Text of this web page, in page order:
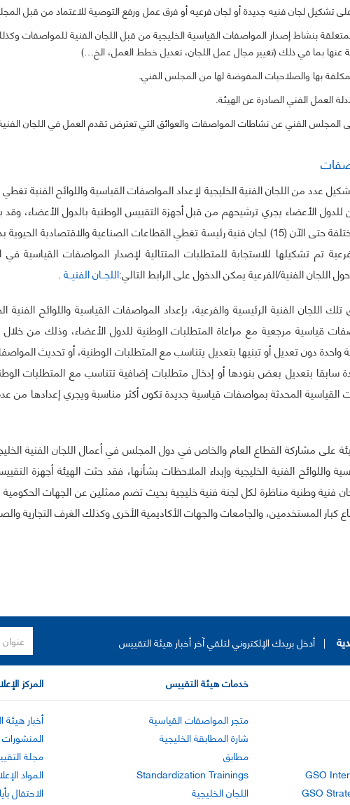
تشكيل لجان فنيه جديدة أو لجان فرعيه أو فرق عمل ورفع التوصية للاعتماد من قبل
بنشاط إصدار المواصفات القياسية الخليجية من قبل اللجان الفنية للمواصفات
عنها بما في ذلك (تغيير مجال عمل اللجان، تعديل خطط العمل، الخ…)
بها والصلاحيات المفوضة لها من المجلس الفني.
العمل الفني الصادرة عن الهيئة.
المجلس الفني عن نشاطات المواصفات والعوائق التي تعترض تقدم العمل في اللجان
عدد من اللجان الفنية الخليجية لإعداد المواصفات القياسية واللوائح الفنية
الأعضاء يجري ترشيحهم من قبل أجهزة التقييس الوطنية بالدول الأعضاء، وقد
الخليجية للقطاعات المختلفة حتى الآن (15) لجان فنية رئيسة تغطي القطاعات الصناعية
تم تشكيلها للاستجابة للمتطلبات المتتالية لإصدار المواصفات القياسية
اللجان الفنية/الفرعية يمكن الدخول على الرابط التالي:اللجــان الفنيــة.
اللجان الفنية الرئيسية والفرعية، بإعداد المواصفات القياسية واللوائح الفنية
قياسية مرجعية مع مراعاة المتطلبات الوطنية للدول الأعضاء، وذلك من
دون تعديل أو تبنيها بتعديل يتناسب مع المتطلبات الوطنية، أو تحديث
سابقا بتعديل بعض بنودها أو إدخال متطلبات إضافية تتناسب مع المتطلبات
القياسية المحدثة بمواصفات قياسية جديدة تكون أكثر مناسبة ويجري إعدادها من
على مشاركة القطاع العام والخاص في دول المجلس في أعمال اللجان الفنية
واللوائح الفنية الخليجية وإبداء الملاحظات بشأنها، فقد حثت الهيئة أجهزة
فنية وطنية مناظرة لكل لجنة فنية خليجية بحيث تضم ممثلين عن الجهات الحكومية
كبار المستخدمين، والجامعات والجهات الأكاديمية الأخرى وكذلك الغرف التجارية
| أدخل بريدك الإلكتروني لتلقي آخر أخبار هيئة التقييس
GSO
GSO
خدمات هيئة التقييس
متجر المواصفات القياسية
شارة المطابقة الخليجية
مطابق
Standardization Trainings
اللجان الخليجية
المركز
أخبار
المنشورات
مجلة
المواد
الاحتفال